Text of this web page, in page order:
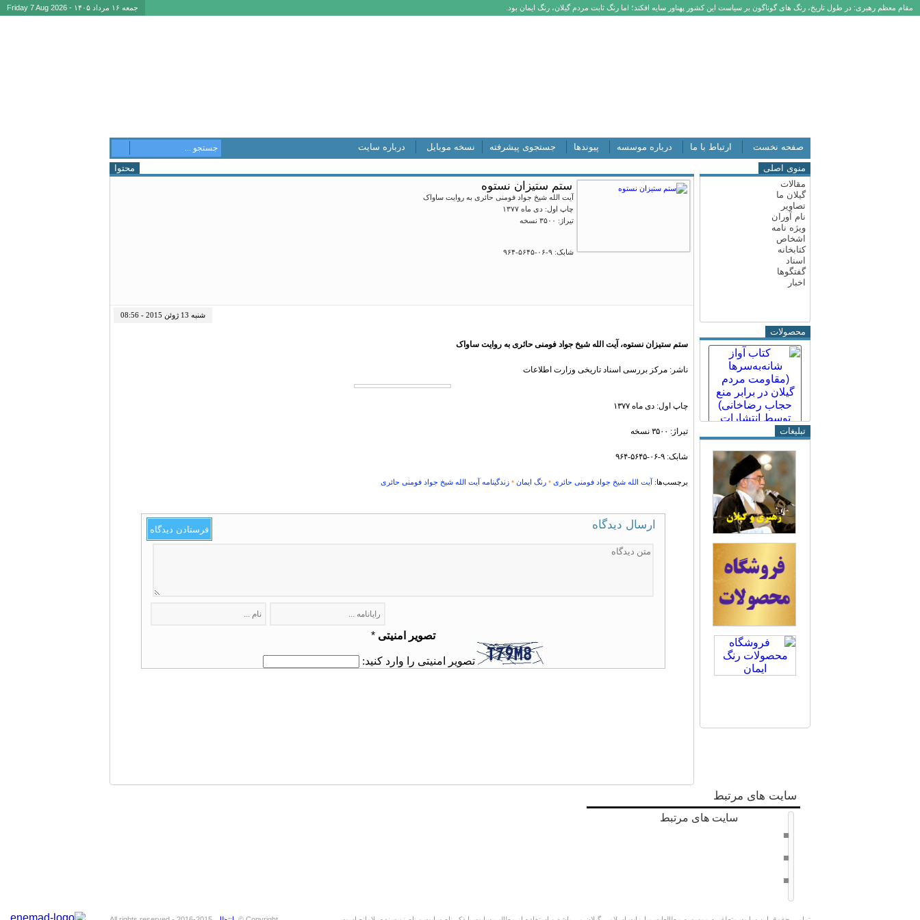
مقام معظم رهبری: در طول تاریخ، رنگ های گوناگون بر سیاست این کشور پهناور سایه افکند؛ اما رنگ ثابت مردم گیلان، رنگ ایمان بود. جمعه ۱۶ مرداد ۱۴۰۵ - Friday 7 Aug 2026
صفحه نخست ارتباط با ما درباره موسسه پیوندها جستجوی پیشرفته نسخه موبایل درباره سایت
منوی اصلی
مقالات
گیلان ما
تصاویر
نام آوران
ویژه نامه
اشخاص
کتابخانه
اسناد
گفتگوها
اخبار
محصولات
تبلیغات
محتوا
ستم ستیزان نستوه
آیت الله شیخ جواد فومنی حائری به روایت ساواک
چاپ اول: دی ماه ۱۳۷۷
تیراژ: ۳۵۰۰ نسخه
شابک: ۹-۰۶-۵۶۴۵-۹۶۴
شنبه 13 ژوئن 2015 - 08:56
ستم ستیزان نستوه، آیت الله شیخ جواد فومنی حائری به روایت ساواک
ناشر: مرکز بررسی اسناد تاریخی وزارت اطلاعات
چاپ اول: دی ماه ۱۳۷۷
تیراژ: ۳۵۰۰ نسخه
شابک: ۹-۰۶-۵۶۴۵-۹۶۴
برچسب‌ها: آیت الله شیخ جواد فومنی حائری • رنگ ایمان • زندگینامه آیت الله شیخ جواد فومنی حائری
فرستادن دیدگاه ارسال دیدگاه
تصویر امنیتی *
تصویر امنیتی را وارد کنید:
سایت های مرتبط
سایت های مرتبط